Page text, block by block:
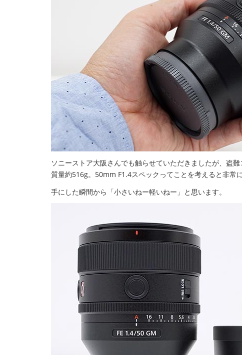
ソニーストア大阪さんでも触らせていただきましたが、盗
質量約516g。50mm F1.4スペックってことを考えると非常に
手にした瞬間から「小さいねー軽いねー」と思います。